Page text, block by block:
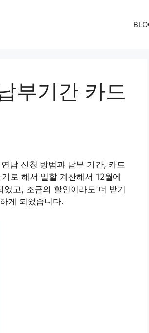
부기간 카드
납 신청 방법과 납부 기간, 카드
로 해서 일할 계산해서 12월에
고, 조금의 할인이라도 더 받기
게 되었습니다.